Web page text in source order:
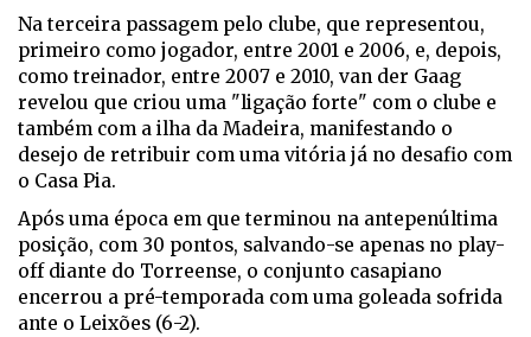
Na terceira passagem pelo clube, que representou,
primeiro como jogador, entre 2001 e 2006, e, depois,
como treinador, entre 2007 e 2010, van der Gaag
revelou que criou uma "ligação forte" com o clube e
também com a ilha da Madeira, manifestando o
desejo de retribuir com uma vitória já no desafio com
o Casa Pia.
Após uma época em que terminou na antepenúltima
posição, com 30 pontos, salvando-se apenas no play-
off diante do Torreense, o conjunto casapiano
encerrou a pré-temporada com uma goleada sofrida
ante o Leixões (6-2).